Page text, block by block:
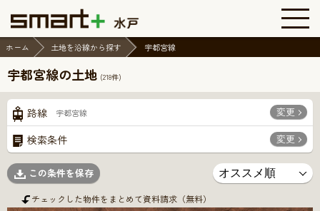
ホーム 土地を沿線から探す 宇都宮線
宇都宮線の土地 (218件)
路線 宇都宮線 変更
検索条件 変更
この条件を保存
チェックした物件をまとめて資料請求（無料）